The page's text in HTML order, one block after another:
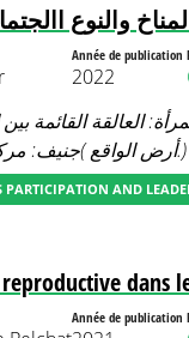
والنوع
Année de publication
2022
العالقة القائمة بين
أرض الواقع )جنيف: مركز جنيف لحوكمة قطاع األمن، 2022.)
PARTICIPATION AND
dans
Année de publication